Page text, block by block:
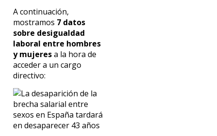
A continuación,
mostramos 7 datos
sobre desigualdad
laboral entre hombres
y mujeresa la hora de
acceder a un cargo
directivo: